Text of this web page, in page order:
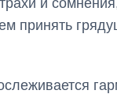
и
принять